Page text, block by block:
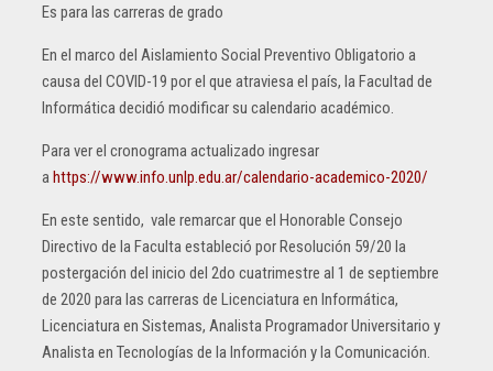
Es para las carreras de grado
En el marco del Aislamiento Social Preventivo Obligatorio a
causa del COVID-19 por el que atraviesa el país, la Facultad de
Informática decidió modificar su calendario académico.
Para ver el cronograma actualizado ingresar
ahttps://www.info.unlp.edu.ar/calendario-academico-2020/
En este sentido, vale remarcar que el Honorable Consejo
Directivo de la Faculta estableció por Resolución 59/20 la
postergación del inicio del 2do cuatrimestre al 1 de septiembre
de 2020 para las carreras de Licenciatura en Informática,
Licenciatura en Sistemas, Analista Programador Universitario y
Analista en Tecnologías de la Información y la Comunicación.